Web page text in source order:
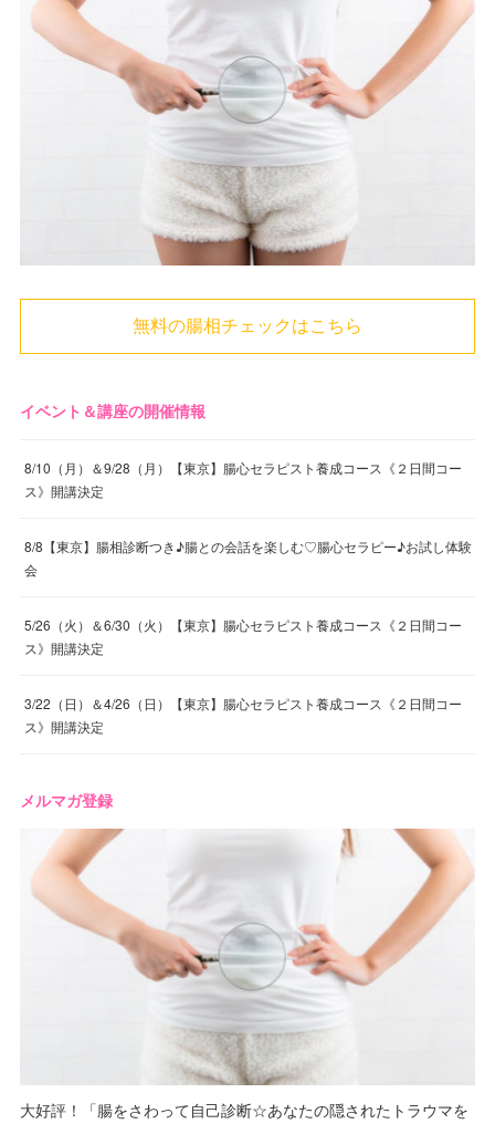
無料の腸相チェックはこちら
イベント＆講座の開催情報
8/10（月）＆9/28（月）【東京】腸心セラピスト養成コース《２日間コー
ス》開講決定
8/8【東京】腸相診断つき♪腸との会話を楽しむ♡腸心セラピー♪お試し体験
会
5/26（火）＆6/30（火）【東京】腸心セラピスト養成コース《２日間コー
ス》開講決定
3/22（日）＆4/26（日）【東京】腸心セラピスト養成コース《２日間コー
ス》開講決定
メルマガ登録
大好評！「腸をさわって自己診断☆あなたの隠されたトラウマを